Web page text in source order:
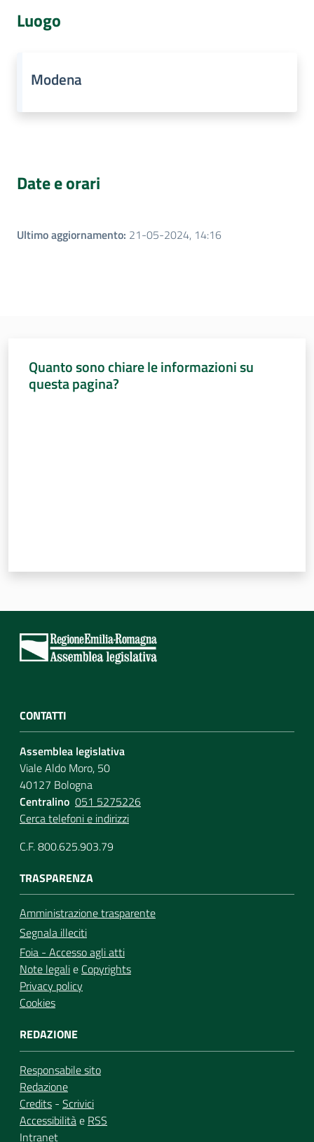
Luogo
Modena
Date e orari
Ultimo aggiornamento: 21-05-2024, 14:16
Quanto sono chiare le informazioni su
questa pagina?
CONTATTI
Assemblea legislativa
Viale Aldo Moro, 50
40127 Bologna
Centralino 051 5275226
Cerca telefoni e indirizzi
C.F. 800.625.903.79
TRASPARENZA
Amministrazione trasparente
Segnala illeciti
Foia - Accesso agli atti
Note legalie Copyrights
Privacy policy
Cookies
REDAZIONE
Responsabile sito
Redazione
Credits - Scrivici
Accessibilitàe RSS
Intranet